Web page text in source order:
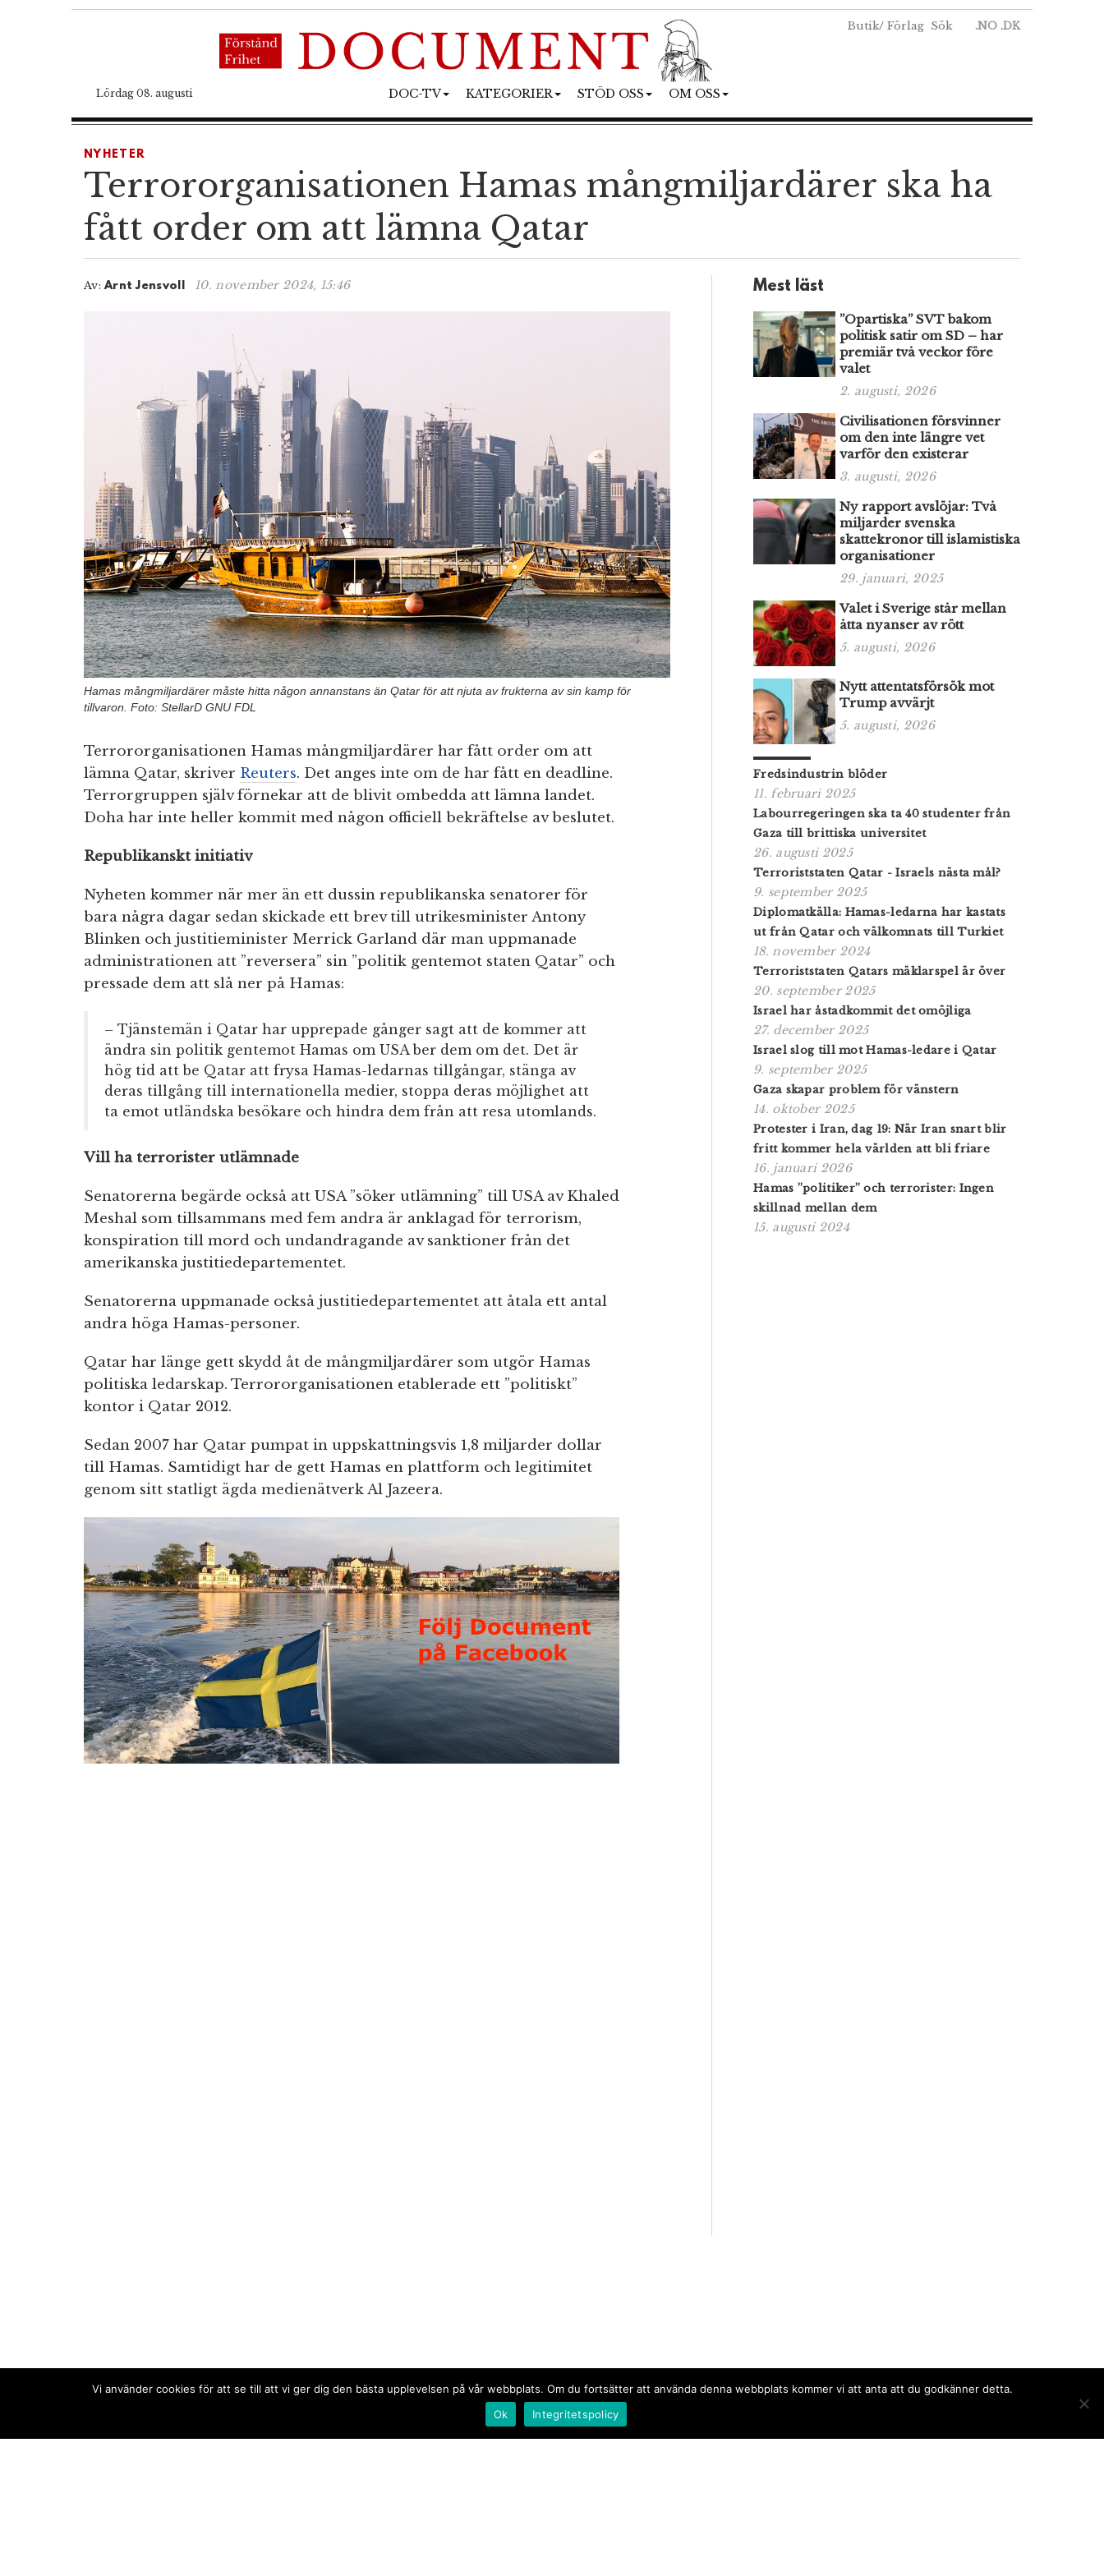
Butik/ Förlag Sök .NO .DK
Lördag 08. augusti DOC-TV KATEGORIER STÖD OSS OM OSS
NYHETER
Terrororganisationen Hamas mångmiljardärer ska ha
fått order om att lämna Qatar
Av: Arnt Jensvoll 10. november 2024, 15:46
Hamas mångmiljardärer måste hitta någon annanstans än Qatar för att njuta av frukterna av sin kamp för
tillvaron. Foto: StellarD GNU FDL
Terrororganisationen Hamas mångmiljardärer har fått order om att
lämna Qatar, skriver Reuters. Det anges inte om de har fått en deadline.
Terrorgruppen själv förnekar att de blivit ombedda att lämna landet.
Doha har inte heller kommit med någon officiell bekräftelse av beslutet.
Republikanskt initiativ
Nyheten kommer när mer än ett dussin republikanska senatorer för
bara några dagar sedan skickade ett brev till utrikesminister Antony
Blinken och justitieminister Merrick Garland där man uppmanade
administrationen att ”reversera” sin ”politik gentemot staten Qatar” och
pressade dem att slå ner på Hamas:
– Tjänstemän i Qatar har upprepade gånger sagt att de kommer att
ändra sin politik gentemot Hamas om USA ber dem om det. Det är
hög tid att be Qatar att frysa Hamas-ledarnas tillgångar, stänga av
deras tillgång till internationella medier, stoppa deras möjlighet att
ta emot utländska besökare och hindra dem från att resa utomlands.
Vill ha terrorister utlämnade
Senatorerna begärde också att USA ”söker utlämning” till USA av Khaled
Meshal som tillsammans med fem andra är anklagad för terrorism,
konspiration till mord och undandragande av sanktioner från det
amerikanska justitiedepartementet.
Senatorerna uppmanade också justitiedepartementet att åtala ett antal
andra höga Hamas-personer.
Qatar har länge gett skydd åt de mångmiljardärer som utgör Hamas
politiska ledarskap. Terrororganisationen etablerade ett ”politiskt”
kontor i Qatar 2012.
Sedan 2007 har Qatar pumpat in uppskattningsvis 1,8 miljarder dollar
till Hamas. Samtidigt har de gett Hamas en plattform och legitimitet
genom sitt statligt ägda medienätverk Al Jazeera.
Mest läst
”Opartiska” SVT bakom
politisk satir om SD – har
premiär två veckor före
valet
2. augusti, 2026
Civilisationen försvinner
om den inte längre vet
varför den existerar
3. augusti, 2026
Ny rapport avslöjar: Två
miljarder svenska
skattekronor till islamistiska
organisationer
29. januari, 2025
Valet i Sverige står mellan
åtta nyanser av rött
5. augusti, 2026
Nytt attentatsförsök mot
Trump avvärjt
5. augusti, 2026
Fredsindustrin blöder
11. februari 2025
Labourregeringen ska ta 40 studenter från
Gaza till brittiska universitet
26. augusti 2025
Terroriststaten Qatar - Israels nästa mål?
9. september 2025
Diplomatkälla: Hamas-ledarna har kastats
ut från Qatar och välkomnats till Turkiet
18. november 2024
Terroriststaten Qatars mäklarspel är över
20. september 2025
Israel har åstadkommit det omöjliga
27. december 2025
Israel slog till mot Hamas-ledare i Qatar
9. september 2025
Gaza skapar problem för vänstern
14. oktober 2025
Protester i Iran, dag 19: När Iran snart blir
fritt kommer hela världen att bli friare
16. januari 2026
Hamas ”politiker” och terrorister: Ingen
skillnad mellan dem
15. augusti 2024
Vi använder cookies för att se till att vi ger dig den bästa upplevelsen på vår webbplats. Om du fortsätter att använda denna webbplats kommer vi att anta att du godkänner detta.
Ok
Integritetspolicy